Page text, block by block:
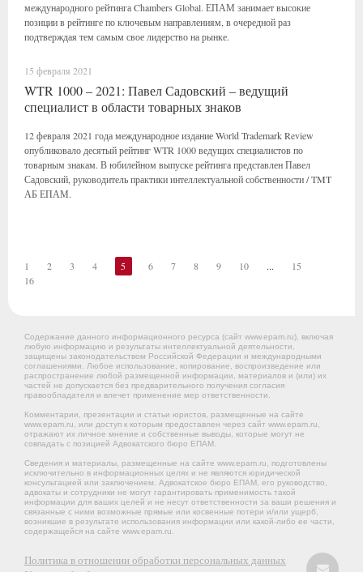
международного рейтинга Chambers Global. ЕПАМ занимает высокие
позиции в рейтинге по ключевым направлениям, в очередной раз
подтверждая тем самым свое лидерство на рынке.
15 февраля 2021
WTR 1000 – 2021: Павел Садовский – ведущий
специалист в области товарных знаков
12 февраля 2021 года международное издание World Trademark Review
опубликовало десятый рейтинг WTR 1000 ведущих специалистов по
товарным знакам. В юбилейном выпуске рейтинга представлен Павел
Садовский, руководитель практики интеллектуальной собственности / TMT
АБ ЕПАМ.
1 2 3 4 5 6 7 8 9 10 ...
15
16
Содержание данного информационного ресурса (сайт www.epam.ru), включая
любую информацию и результаты интеллектуальной деятельности,
защищены законодательством Российской Федерации и международными
соглашениями. Любое использование, копирование, воспроизведение или
распространение любой размещенной информации, материалов и (или) их
частей не допускается без предварительного получения согласия
правообладателя и влечет применение мер ответственности.
Комментарии, презентации и статьи юристов, размещенные на сайте
www.epam.ru, или доступ к которым предоставлен через сайт www.epam.ru,
отражают их личное мнение и собственные выводы, которые могут не
совпадать с позицией Адвокатского бюро ЕПАМ.
Сведения и материалы, размещенные на сайте www.epam.ru, подготовлены
исключительно в информационных целях и не являются юридической
консультацией или заключением. Адвокатское бюро ЕПАМ, его руководство,
адвокаты и сотрудники не могут гарантировать применимость такой
информации для ваших целей и не несут ответственности за ваши решения и
связанные с ними возможные прямые или косвенные потери и/или ущерб,
возникшие в результате использования информации или какой-либо ее части,
содержащейся на сайте www.epam.ru.
Политика в отношении обработки персональных данных